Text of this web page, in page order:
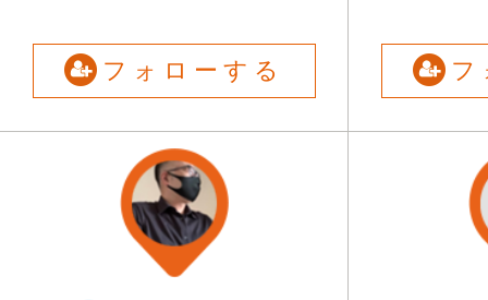
フォローする